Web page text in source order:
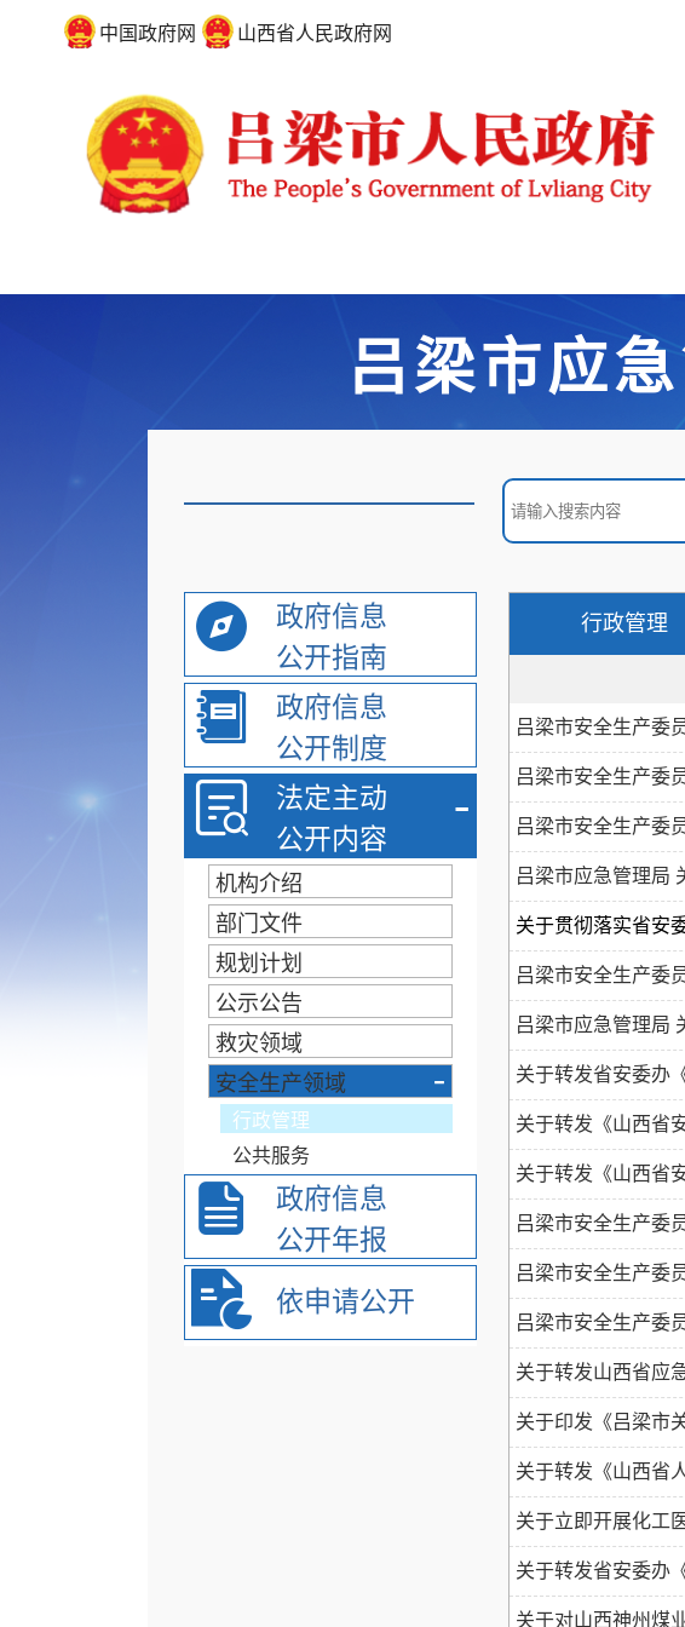
中国政府网 山西省人民政府网
吕梁市应
政府信息
公开指南
政府信息
公开制度
法定主动
公开内容
-
机构介绍
部门文件
规划计划
公示公告
救灾领域
安全生产领域
-
行政管理
公共服务
政府信息
公开年报
依申请公开
行政管理
吕梁市安全生产委
吕梁市安全生产委
吕梁市安全生产委
吕梁市应急管理局
关于贯彻落实省安
吕梁市安全生产委
吕梁市应急管理局
关于转发省安委办
关于转发《山西省
关于转发《山西省
吕梁市安全生产委
吕梁市安全生产委
吕梁市安全生产委
关于转发山西省应
关于印发《吕梁市
关于转发《山西省
关于立即开展化工
关于转发省安委办
关于对山西神州煤